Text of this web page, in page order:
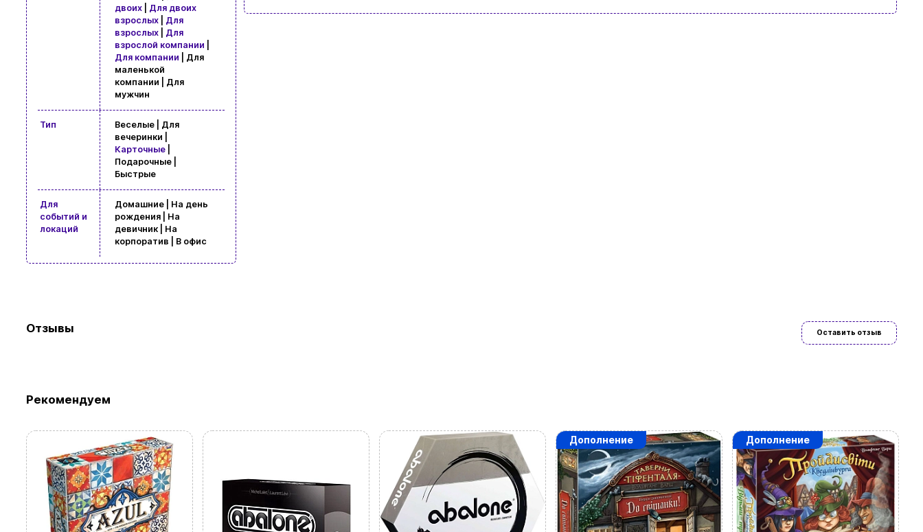
двоих| Для двоих
взрослых| Для
взрослых| Для
взрослой компании
Для компании | Для
маленькой
компании | Для
мужчин
Тип
Веселые | Для
вечеринки |
Карточные|
Подарочные |
Быстрые
Для
событий и
локаций
Домашние | На день
рождения | На
девичник | На
корпоратив | В офис
Отзывы Оставить отзыв
Рекомендуем
Дополнение Дополнение